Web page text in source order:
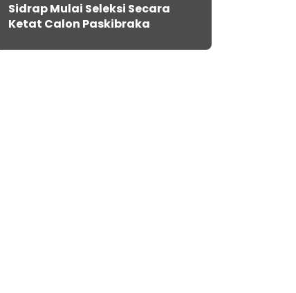
Sidrap Mulai Seleksi Secara
Ketat Calon Paskibraka